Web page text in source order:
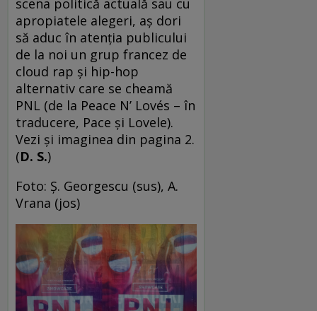
scena politică actuală sau cu
apropiatele alegeri, aș dori
să aduc în atenția publicului
de la noi un grup francez de
cloud rap și hip-hop
alternativ care se cheamă
PNL (de la Peace N’ Lovés – în
traducere, Pace și Lovele).
Vezi și imaginea din pagina 2.
(D. S.)
Foto: Ş. Georgescu (sus), A.
Vrana (jos)